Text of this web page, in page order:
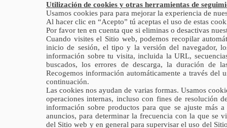
Utilización de cookies y otras herramientas de
Usamos cookies para para mejorar la experiencia de
Al hacer clic en “Acepto” tú aceptas el uso de estas
Por favor ten en cuenta que si eliminas o desactivas
Cuando visites el Sitio web, podemos recopilar
inicio de sesión, el tipo y la versión del navegador,
información sobre tu visita, incluida la URL,
buscados, los errores de descarga, la duración de
Recogemos información automáticamente a través del
continuación.
Las cookies nos ayudan de varias formas. Usamos
operaciones internas, incluso con fines de resolución
información sobre productos para que se ajuste más
anuncios, para determinar la frecuencia con la que se
del Sitio web y en general para supervisar el uso del